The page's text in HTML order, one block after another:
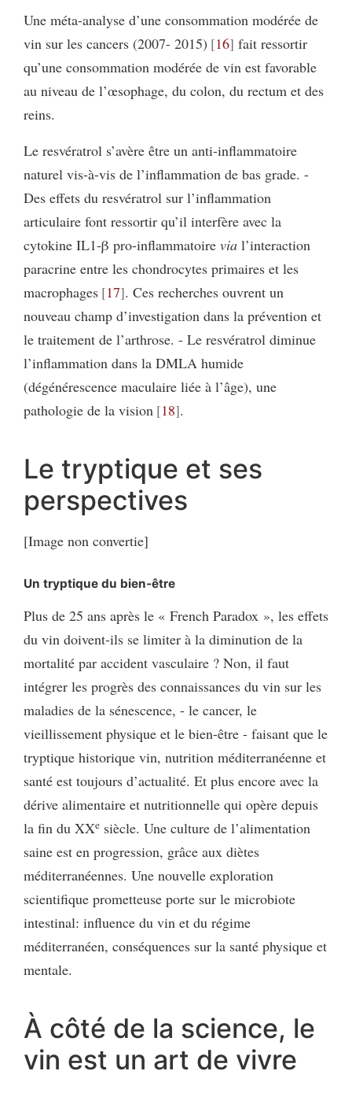
Une méta-analyse d’une consommation modérée de
vin sur les cancers (2007- 2015) 16 fait ressortir
qu’une consommation modérée de vin est favorable
au niveau de l’œsophage, du colon, du rectum et des
reins.
Le resvératrol s’avère être un anti-inflammatoire
naturel vis-à-vis de l’inflammation de bas grade. -
Des effets du resvératrol sur l’inflammation
articulaire font ressortir qu’il interfère avec la
cytokine IL1-β pro-inflammatoire via l’interaction
paracrine entre les chondrocytes primaires et les
macrophages 17 . Ces recherches ouvrent un
nouveau champ d’investigation dans la prévention et
le traitement de l’arthrose. - Le resvératrol diminue
l’inflammation dans la DMLA humide
(dégénérescence maculaire liée à l’âge), une
pathologie de la vision 18 .
Le tryptique et ses
perspectives
[Image non convertie]
Un tryptique du bien-être
Plus de 25 ans après le « French Paradox », les effets
du vin doivent-ils se limiter à la diminution de la
mortalité par accident vasculaire ? Non, il faut
intégrer les progrès des connaissances du vin sur les
maladies de la sénescence, - le cancer, le
vieillissement physique et le bien-être - faisant que le
tryptique historique vin, nutrition méditerranéenne et
santé est toujours d’actualité. Et plus encore avec la
dérive alimentaire et nutritionnelle qui opère depuis
la fin du XXe siècle. Une culture de l’alimentation
saine est en progression, grâce aux diètes
méditerranéennes. Une nouvelle exploration
scientifique prometteuse porte sur le microbiote
intestinal: influence du vin et du régime
méditerranéen, conséquences sur la santé physique et
mentale.
À côté de la science, le
vin est un art de vivre